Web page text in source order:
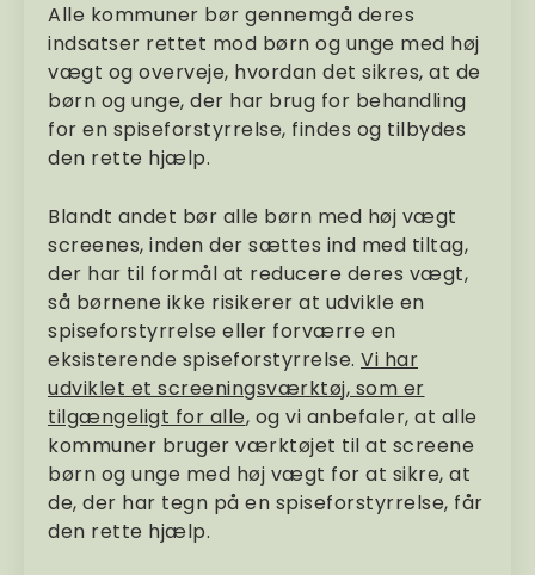
Alle kommuner bør gennemgå deres
indsatser rettet mod børn og unge med høj
vægt og overveje, hvordan det sikres, at de
børn og unge, der har brug for behandling
for en spiseforstyrrelse, findes og tilbydes
den rette hjælp.
Blandt andet bør alle børn med høj vægt
screenes, inden der sættes ind med tiltag,
der har til formål at reducere deres vægt,
så børnene ikke risikerer at udvikle en
spiseforstyrrelse eller forværre en
eksisterende spiseforstyrrelse. Vi har
udviklet et screeningsværktøj, som er
tilgængeligt for alle, og vi anbefaler, at alle
kommuner bruger værktøjet til at screene
børn og unge med høj vægt for at sikre, at
de, der har tegn på en spiseforstyrrelse, får
den rette hjælp.